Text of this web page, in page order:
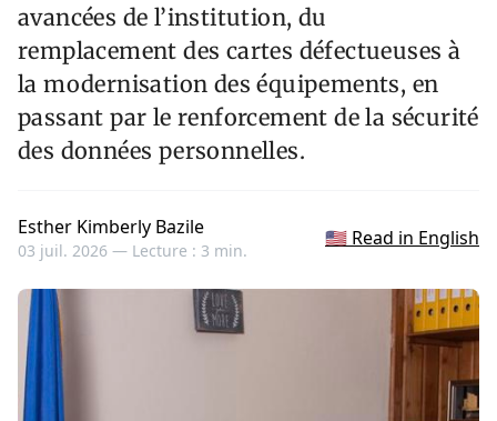
avancées de l’institution, du
remplacement des cartes défectueuses à
la modernisation des équipements, en
passant par le renforcement de la sécurité
des données personnelles.
Esther Kimberly Bazile
03 juil. 2026 — Lecture : 3 min.
🇺🇸 Read in English